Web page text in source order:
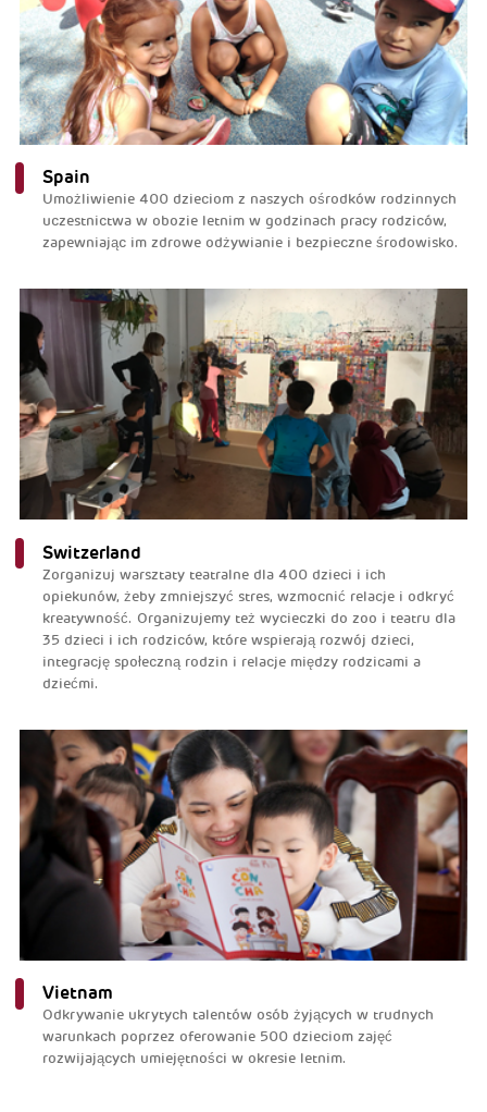
Spain
Umożliwienie 400 dzieciom z naszych ośrodków rodzinnych
uczestnictwa w obozie letnim w godzinach pracy rodziców,
zapewniając im zdrowe odżywianie i bezpieczne środowisko.
Switzerland
Zorganizuj warsztaty teatralne dla 400 dzieci i ich
opiekunów, żeby zmniejszyć stres, wzmocnić relacje i odkryć
kreatywność. Organizujemy też wycieczki do zoo i teatru dla
35 dzieci i ich rodziców, które wspierają rozwój dzieci,
integrację społeczną rodzin i relacje między rodzicami a
dziećmi.
Vietnam
Odkrywanie ukrytych talentów osób żyjących w trudnych
warunkach poprzez oferowanie 500 dzieciom zajęć
rozwijających umiejętności w okresie letnim.